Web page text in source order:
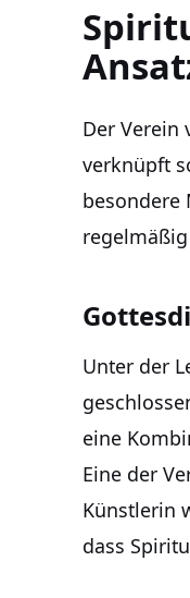
Der Verein
verknüpft
besondere
Unter der
eine
Eine der
Künstlerin
dass